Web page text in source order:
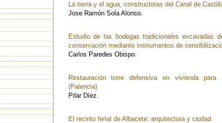
La tierra y el agua, constructoras del Canal de
Jose Ramón Sola Alonso.
Estudio de las bodegas tradicionales excavadas
conservación mediante instrumentos de
Carlos Paredes Obispo.
Restauración torre defensiva en vivienda
(Palencia)
Pilar Díez.
El recinto ferial de Albacete: arquitectura y ciudad